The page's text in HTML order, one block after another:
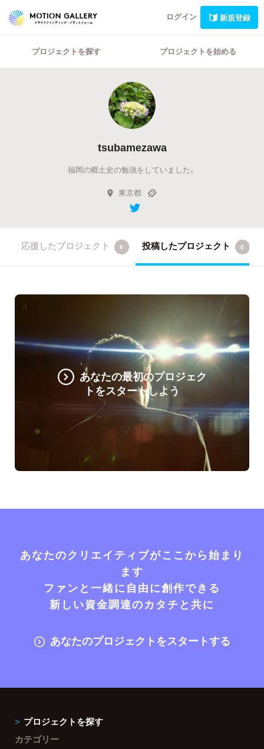
ログイン 新規登録
プロジェクトを探す プロジェクトを始める
tsubamezawa
福岡の郷土史の勉強をしていました。
東京都
応援したプロジェクト 6 投稿したプロジェクト 0
あなたの最初のプロジェク
トをスタートしよう
あなたのクリエイティブがここから始まり
ます
ファンと一緒に自由に創作できる
新しい資金調達のカタチと共に
あなたのプロジェクトをスタートする
プロジェクトを探す
カテゴリー